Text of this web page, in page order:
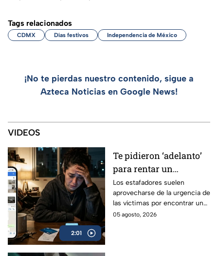
Tags relacionados
CDMX Días festivos Independencia de México
¡No te pierdas nuestro contenido, sigue a
Azteca Noticias en Google News!
VIDEOS
2:01
Te pidieron ‘adelanto’
para rentar un
departamento en
CDMX? Así roban tu
dinero con las falsas
rentas en redes
Los estafadores suelen
aprovecharse de la urgencia de
las víctimas por encontrar una
nueva casa o departamento
05 agosto, 2026